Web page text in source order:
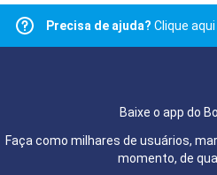
Precisa de ajuda? Clique aqui
Baixe o app do
Faça como milhares de usuários,
momento, de